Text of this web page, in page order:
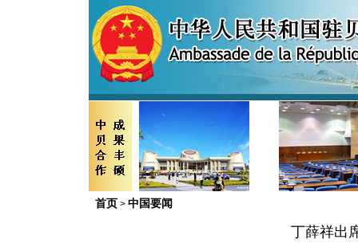
首页 > 中国要闻
丁薛祥出